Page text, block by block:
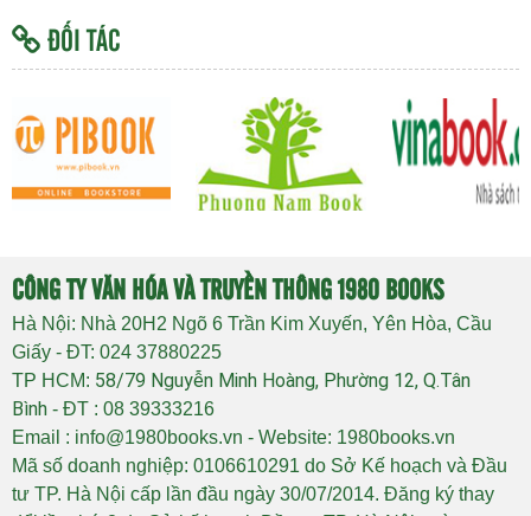
ĐỐI TÁC
CÔNG TY VĂN HÓA VÀ TRUYỀN THÔNG 1980 BOOKS
Hà Nội: Nhà 20H2 Ngõ 6 Trần Kim Xuyến, Yên Hòa, Cầu
Giấy - ĐT: 024 37880225
TP HCM: 58/79 Nguyễn Minh Hoàng, Phường 12, Q.Tân
Bình - ĐT : 08 39333216
Email : info@1980books.vn - Website: 1980books.vn
Mã số doanh nghiệp: 0106610291 do Sở Kế hoạch và Đầu
tư TP. Hà Nội cấp lần đầu ngày 30/07/2014. Đăng ký thay